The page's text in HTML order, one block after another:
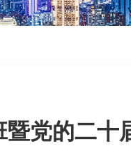
党的二十